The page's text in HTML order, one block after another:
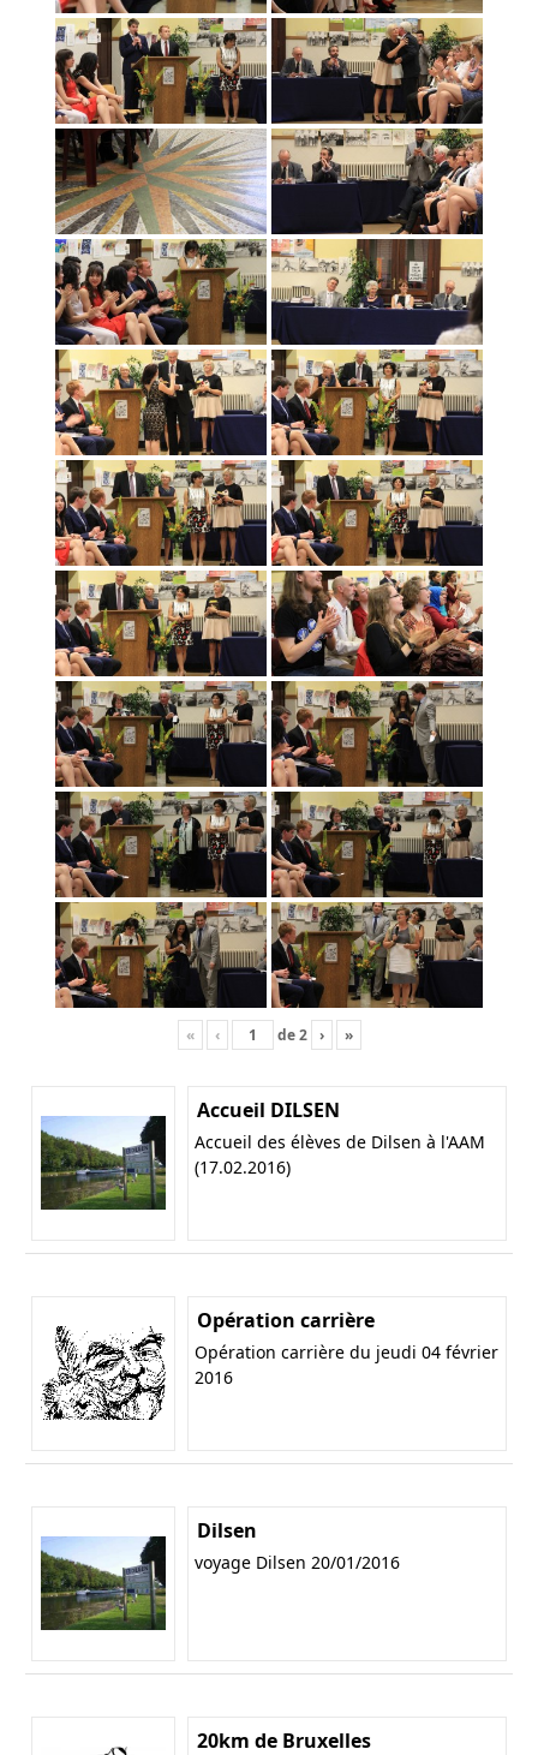
« ‹ de2 › »
Accueil DILSEN
Accueil des élèves de Dilsen à l'AAM
(17.02.2016)
Opération carrière
Opération carrière du jeudi 04 février
2016
Dilsen
voyage Dilsen 20/01/2016
20km de Bruxelles